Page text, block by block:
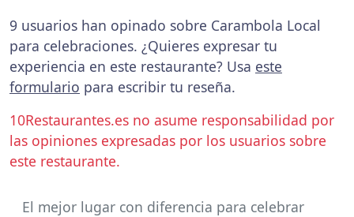
9 usuarios han opinado sobre Carambola Local
para celebraciones. ¿Quieres expresar tu
experiencia en este restaurante? Usa este
formulario para escribir tu reseña.
10Restaurantes.es no asume responsabilidad por
las opiniones expresadas por los usuarios sobre
este restaurante.
El mejor lugar con diferencia para celebrar